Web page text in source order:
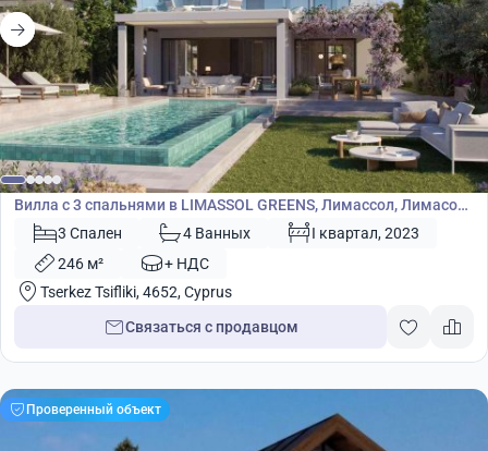
€1 440 000
Вилла
Вилла с 3 спальнями в LIMASSOL GREENS, Лимассол, Лимасол,
Кипр № 5291
3 Спален 4 Ванных
I квартал, 2023
246 м²
+ НДС
Tserkez Tsifliki, 4652, Cyprus
Связаться с продавцом
Проверенный объект